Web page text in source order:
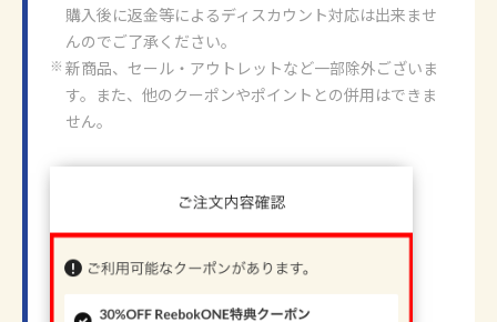
購入後に返金等によるディスカウント対応は出来ませ
んのでご了承ください。
新商品、セール・アウトレットなど一部除外ございま
す。また、他のクーポンやポイントとの併用はできま
せん。